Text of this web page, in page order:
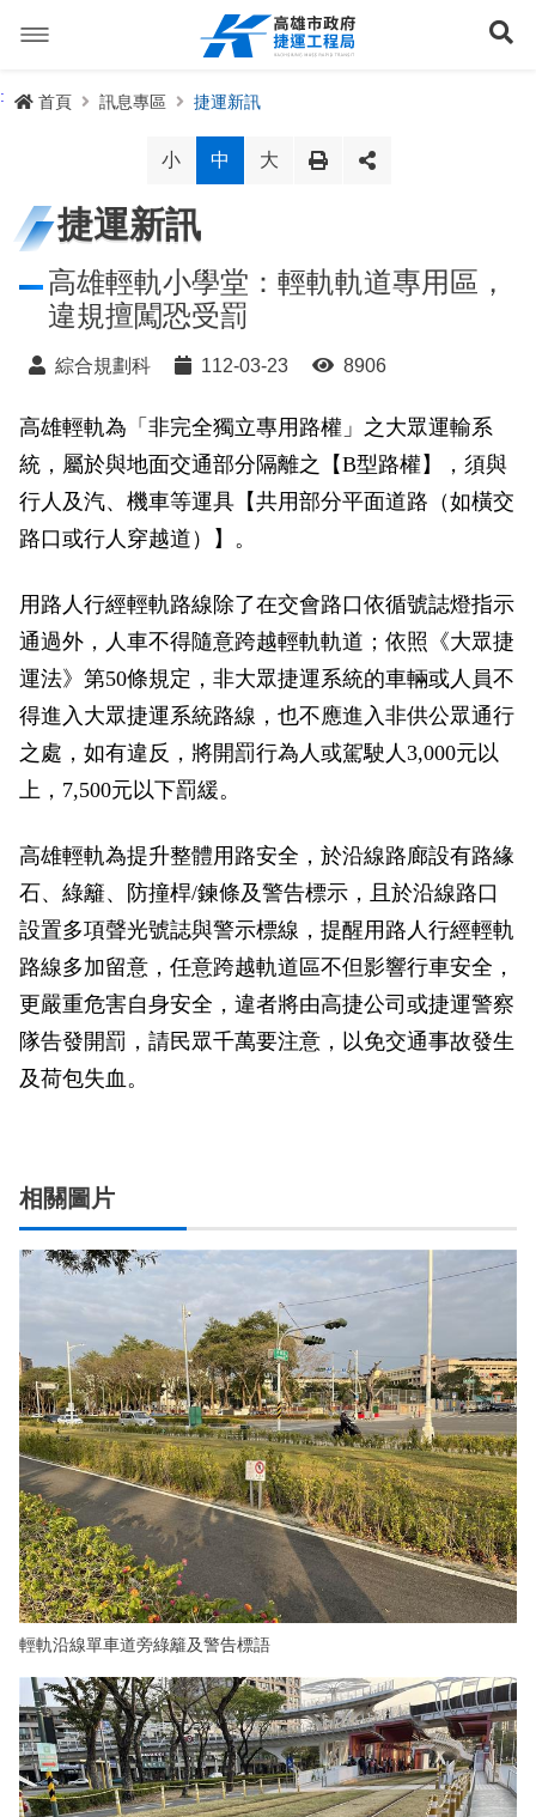
容
捷運路線進度圖
長期路網規劃
路網簡介
路網規劃
未來發展
規劃中
捷運紫線
前鎮漁港聯外軌道
興建中
各線計畫進度
岡山路竹延伸線(第二A階段)
岡山路竹延伸線(第二B階段)
捷運黃線
小港林園線
已通車
捷運紅/橘線
岡山路竹延伸線(第一階段)
環狀輕軌
訊息專區
捷運新訊
公聽會與說明會
政府資訊公開
生態檢核專區
性別主流化專區
政風園地
Open Data
打詐儀錶板
便民服務
局長信箱
禁限建專區
增額容積申請
檔案應用專區
常見問答
相關連結
雙語詞彙
交流互動
照片集錦
影音專區
特色車站
輕軌知識站
輕軌簡介
輕軌與傳統火車
輕軌與公車捷運
無架空線
關於我們
首長簡介
局徽
本局沿革
組織職掌
服務電話
網站導覽
English
首頁 訊息專區 捷運新訊
小 中 大
捷運新訊
高雄輕軌小學堂：輕軌軌道專用區，
違規擅闖恐受罰
綜合規劃科 112-03-23 8906
高雄輕軌為「非完全獨立專用路權」之大眾運輸系
統，屬於與地面交通部分隔離之【B型路權】，須與
行人及汽、機車等運具【共用部分平面道路（如橫交
路口或行人穿越道）】。
用路人行經輕軌路線除了在交會路口依循號誌燈指示
通過外，人車不得隨意跨越輕軌軌道；依照《大眾捷
運法》第50條規定，非大眾捷運系統的車輛或人員不
得進入大眾捷運系統路線，也不應進入非供公眾通行
之處，如有違反，將開罰行為人或駕駛人3,000元以
上，7,500元以下罰緩。
高雄輕軌為提升整體用路安全，於沿線路廊設有路緣
石、綠籬、防撞桿/鍊條及警告標示，且於沿線路口
設置多項聲光號誌與警示標線，提醒用路人行經輕軌
路線多加留意，任意跨越軌道區不但影響行車安全，
更嚴重危害自身安全，違者將由高捷公司或捷運警察
隊告發開罰，請民眾千萬要注意，以免交通事故發生
及荷包失血。
相關圖片
輕軌沿線單車道旁綠籬及警告標語